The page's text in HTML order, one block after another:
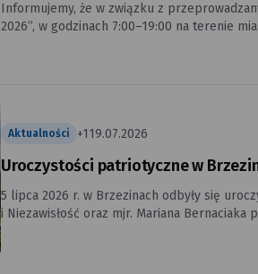
Informujemy, że w związku z
2026”, w godzinach 7:00–19:00 na terenie miasta mogą
Aktualności +119.07.2026
Uroczystości patriotyczne w
5 lipca 2026 r. w Brzezinach odbyły się
i Niezawisłość oraz mjr. Mariana Bernaciaka